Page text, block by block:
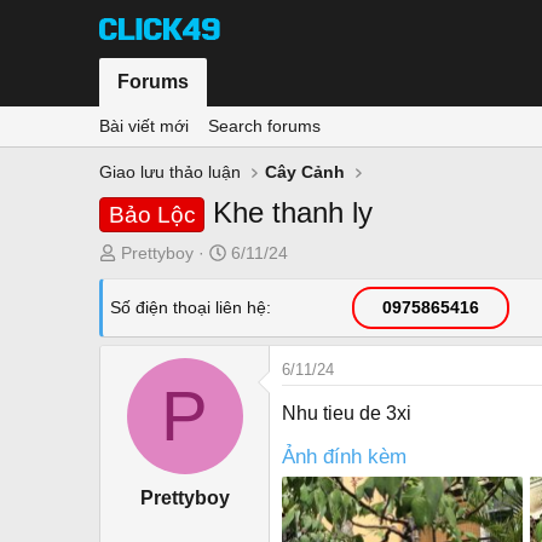
Forums
Bài viết mới Search forums
Giao lưu thảo luận Cây Cảnh
Bảo Lộc Khe thanh ly
T
r
s
Prettyboy
N
à
ử
6/11/24
Số điện thoại liên hệ 0975865416
P
Prettyboy
6/11/24
Nhu tieu de 3xi
Ảnh đính kèm